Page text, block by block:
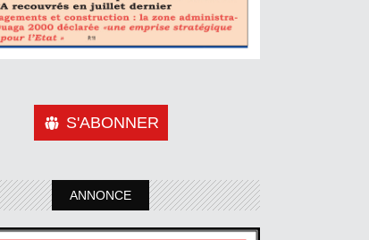
S'ABONNER
ANNONCE